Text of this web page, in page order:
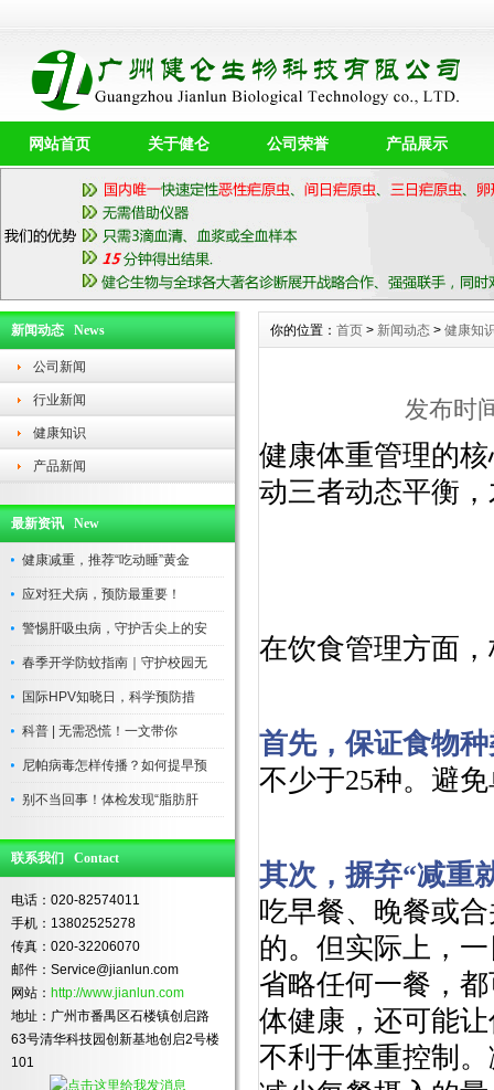
网站首页 关于健仑 公司荣誉 产品展示
新闻动态 News
公司新闻
行业新闻
健康知识
产品新闻
最新资讯 New
健康减重，推荐“吃动睡”黄金
应对狂犬病，预防最重要！
警惕肝吸虫病，守护舌尖上的安
春季开学防蚊指南｜守护校园无
国际HPV知晓日，科学预防措
科普 | 无需恐慌！一文带你
尼帕病毒怎样传播？如何提早预
别不当回事！体检发现“脂肪肝
联系我们 Contact
电话：020-82574011
手机：13802525278
传真：020-32206070
邮件：Service@jianlun.com
网站： http://www.jianlun.com
地址：广州市番禺区石楼镇创启路
63号清华科技园创新基地创启2号楼
101
你的位置： 首页 > 新闻动态 > 健康知
发布时
健康体重管理的
动三者动态平衡
在饮食管理方面
首先，保证食物
不少于25种。避
其次，摒弃“减重
吃早餐、晚餐或
的。但实际上，
省略任何一餐，
体健康，还可能
不利于体重控制